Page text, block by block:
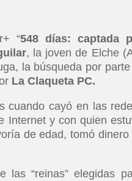
“548 días: captada
, la joven de Elche
la búsqueda por
La Claqueta PC.
cuando cayó en las
Internet y con quien
de edad, tomó
las “reinas” elegidas